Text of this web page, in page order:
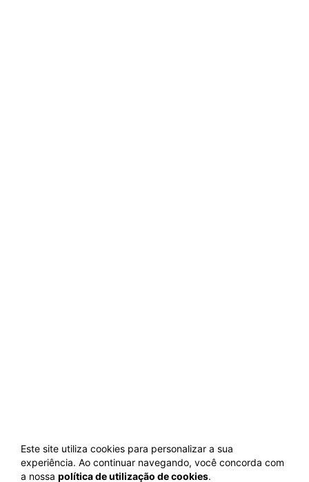
Este site utiliza cookies para personalizar a sua
experiência. Ao continuar navegando, você concorda com
a nossa política de utilização de cookies.